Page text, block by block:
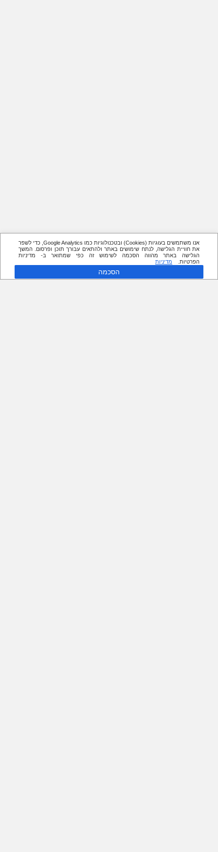
אנו משתמשים בעוגיות (Cookies) ובטכנולוגיות כמו Google Analytics, כדי לשפר
את חוויית הגלישה, לנתח שימושים באתר ולהתאים עבורך תוכן ופרסום. המשך
הגלישה באתר מהווה הסכמה לשימוש זה כפי שמתואר ב- מדיניות
הפרטיות.
מדיניות
הסכמה